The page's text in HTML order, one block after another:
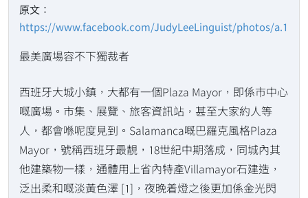
原文：
https://www.facebook.com/JudyLeeLinguist/photos/
最美廣場容不下獨裁者
西班牙大城小鎮，大都有一個Plaza Mayor，即係市中心
嘅廣場。市集、展覽、旅客資訊站，甚至大家約人等
人，都會喺呢度見到。Salamanca嘅巴羅克風格Plaza
Mayor，號稱西班牙最靚，18世紀中期落成，同城內其
他建築物一樣，通體用上省內特產Villamayor石建造，
泛出柔和嘅淡黃色澤 [1]，夜晚着燈之後更加係金光閃